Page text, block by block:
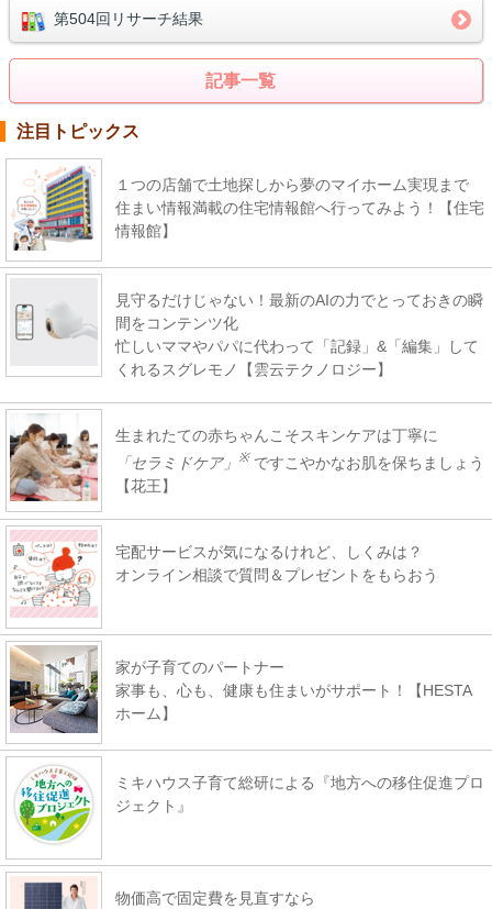
第504回リサーチ結果
記事一覧
注目トピックス
１つの店舗で土地探しから夢のマイホーム実現まで
住まい情報満載の住宅情報館へ行ってみよう！【住宅
情報館】
見守るだけじゃない！最新のAIの力でとっておきの瞬
間をコンテンツ化
忙しいママやパパに代わって「記録」&「編集」して
くれるスグレモノ【雲云テクノロジー】
生まれたての赤ちゃんこそスキンケアは丁寧に
「セラミドケア」
※ ですこやかなお肌を保ちましょう
【花王】
宅配サービスが気になるけれど、しくみは？
オンライン相談で質問＆プレゼントをもらおう
家が子育てのパートナー
家事も、心も、健康も住まいがサポート！【HESTA
ホーム】
ミキハウス子育て総研による『地方への移住促進プロ
ジェクト』
物価高で固定費を見直すなら